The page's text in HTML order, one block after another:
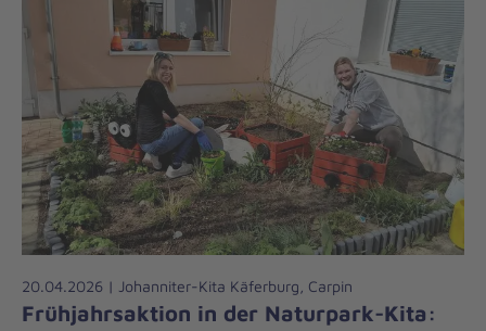
20.04.2026 | Johanniter-Kita Käferburg, Carpin
Frühjahrsaktion in der Naturpark-Kita: